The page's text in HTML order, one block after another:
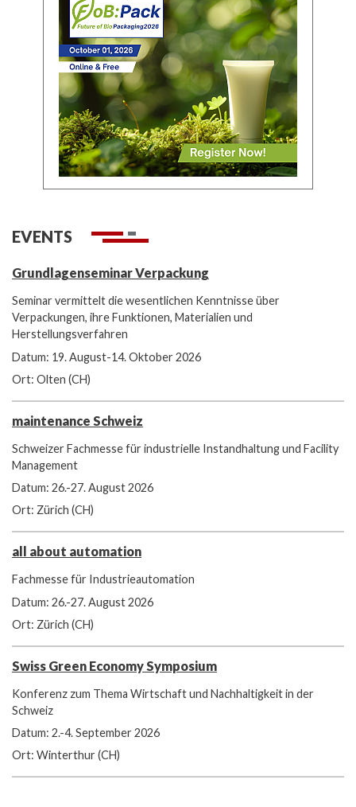
EVENTS
Grundlagenseminar Verpackung
Seminar vermittelt die wesentlichen Kenntnisse über
Verpackungen, ihre Funktionen, Materialien und
Herstellungsverfahren
Datum: 19. August-14. Oktober 2026
Ort: Olten (CH)
maintenance Schweiz
Schweizer Fachmesse für industrielle Instandhaltung und Facility
Management
Datum: 26.-27. August 2026
Ort: Zürich (CH)
all about automation
Fachmesse für Industrieautomation
Datum: 26.-27. August 2026
Ort: Zürich (CH)
Swiss Green Economy Symposium
Konferenz zum Thema Wirtschaft und Nachhaltigkeit in der
Schweiz
Datum: 2.-4. September 2026
Ort: Winterthur (CH)